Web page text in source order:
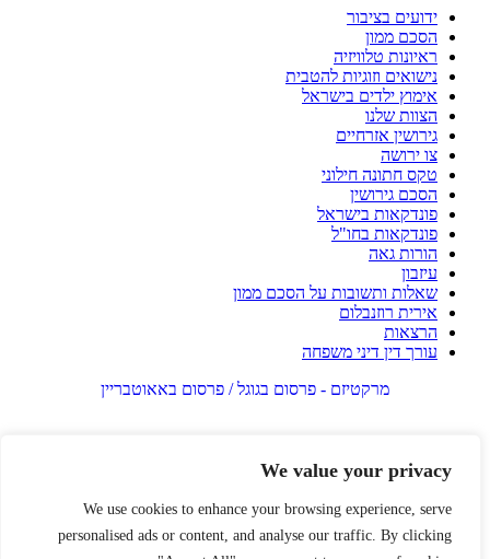
We value your privacy
We use cookies to enhance your browsing experience, serve
personalised ads or content, and analyse our traffic. By clicking
ידועים בציבור
הסכם ממון
ראיונות טלוויזיה
נישואים וזוגיות להטבית
אימוץ ילדים בישראל
הצוות שלנו
גירושין אזרחיים
צו ירושה
טקס חתונה חילוני
הסכם גירושין
פונדקאות בישראל
פונדקאות בחו"ל
הורות גאה
עיזבון
שאלות ותשובות על הסכם ממון
אירית רוזנבלום
הרצאות
עורך דין דיני משפחה
מרקטיזם - פרסום בגוגל / פרסום באאוטבריין